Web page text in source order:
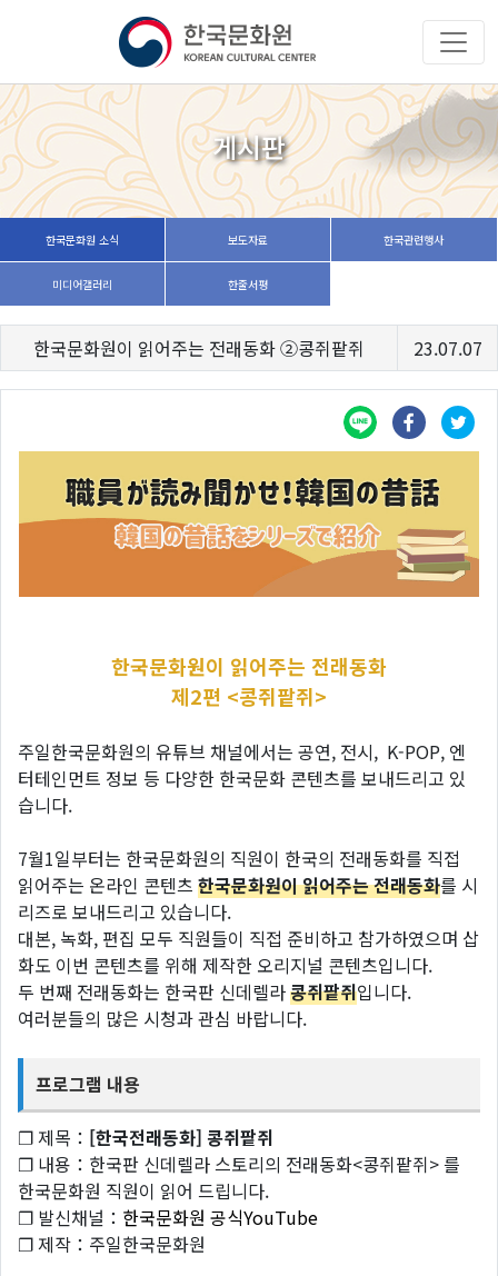
게시판
한국문화원 소식 보도자료 한국관련행사
미디어갤러리 한줄서평
한국문화원이 읽어주는 전래동화 ②콩쥐팥쥐 23.07.07
한국문화원이 읽어주는 전래동화
제2편 <콩쥐팥쥐>
주일한국문화원의 유튜브 채널에서는 공연, 전시, K-POP, 엔
터테인먼트 정보 등 다양한 한국문화 콘텐츠를 보내드리고 있
습니다.
7월1일부터는 한국문화원의 직원이 한국의 전래동화를 직접
읽어주는 온라인 콘텐츠 한국문화원이 읽어주는 전래동화를 시
리즈로 보내드리고 있습니다.
대본, 녹화, 편집 모두 직원들이 직접 준비하고 참가하였으며 삽
화도 이번 콘텐츠를 위해 제작한 오리지널 콘텐츠입니다.
두 번째 전래동화는 한국판 신데렐라콩쥐팥쥐입니다.
여러분들의 많은 시청과 관심 바랍니다.
프로그램 내용
❐ 제목： [한국전래동화] 콩쥐팥쥐
❐ 내용：한국판 신데렐라 스토리의 전래동화<콩쥐팥쥐> 를
한국문화원 직원이 읽어 드립니다.
❐ 발신채널： 한국문화원 공식YouTube
❐ 제작：주일한국문화원